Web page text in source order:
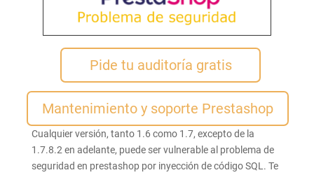
Pide tu auditoría gratis
Mantenimiento y soporte Prestashop
Cualquier versión, tanto 1.6 como 1.7, excepto de la
1.7.8.2 en adelante, puede ser vulnerable al problema de
seguridad en prestashop por inyección de código SQL. Te